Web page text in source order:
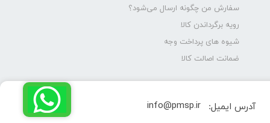
سفارش من چگونه ارسال می‌شود؟
رویه برگرداندن کالا
شیوه های پرداخت وجه
ضمانت اصالت کالا
آدرس ایمیل:
info@pmsp.ir